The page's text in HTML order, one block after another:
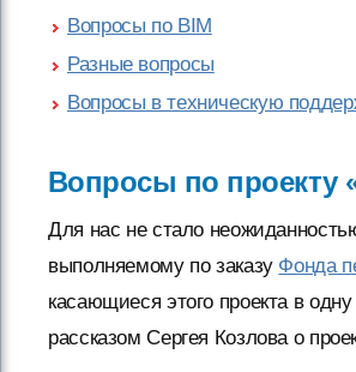
Вопросы по BIM
Разные вопросы
Вопросы в техническую
Вопросы по проекту
Для нас не стало
выполняемому по заказу Фонда
касающиеся этого проекта в
рассказом Сергея Козлова о